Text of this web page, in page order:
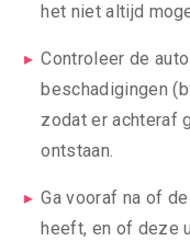
het niet altijd
Controleer de
beschadigingen
zodat er achteraf
ontstaan.
Ga vooraf na of
heeft, en of deze